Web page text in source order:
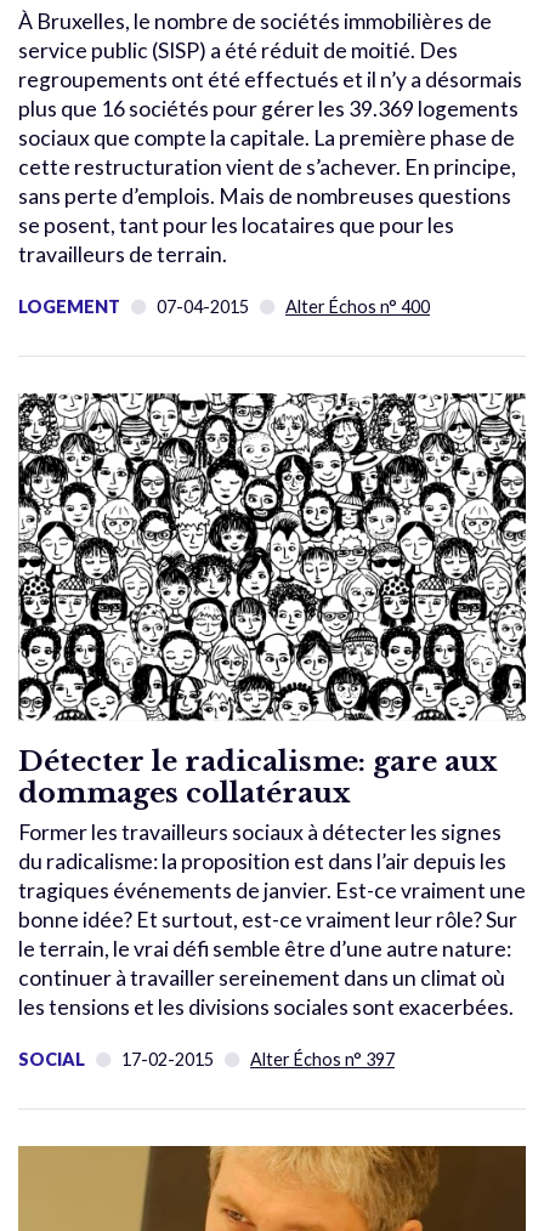
À Bruxelles, le nombre de sociétés immobilières de
service public (SISP) a été réduit de moitié. Des
regroupements ont été effectués et il n’y a désormais
plus que 16 sociétés pour gérer les 39.369 logements
sociaux que compte la capitale. La première phase de
cette restructuration vient de s’achever. En principe,
sans perte d’emplois. Mais de nombreuses questions
se posent, tant pour les locataires que pour les
travailleurs de terrain.
LOGEMENT 07-04-2015 Alter Échos n° 400
Détecter le radicalisme: gare aux
dommages collatéraux
Former les travailleurs sociaux à détecter les signes
du radicalisme: la proposition est dans l’air depuis les
tragiques événements de janvier. Est-ce vraiment une
bonne idée? Et surtout, est-ce vraiment leur rôle? Sur
le terrain, le vrai défi semble être d’une autre nature:
continuer à travailler sereinement dans un climat où
les tensions et les divisions sociales sont exacerbées.
SOCIAL 17-02-2015 Alter Échos n° 397